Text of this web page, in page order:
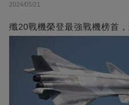
2024/05/21
殲20戰機榮登最強戰機榜首